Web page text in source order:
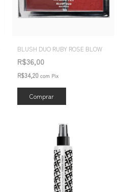
BLUSH DUO RUBY ROSE BLOW
R$36,00
R$34,20 com Pix
Comprar